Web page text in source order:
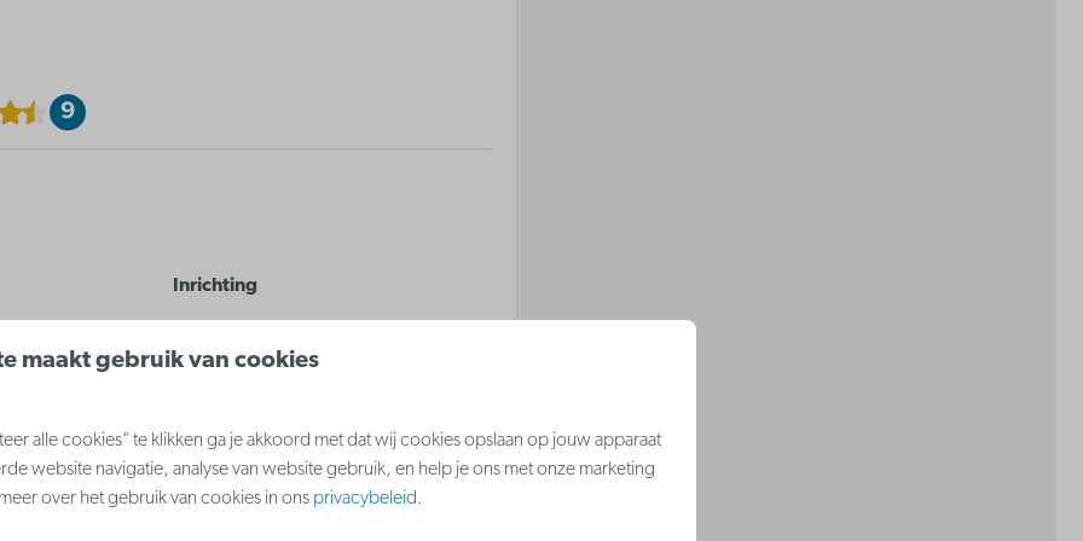
9
Inrichting
Zetelbed in woonkamer
maakt gebruik van cookies
alle cookies" te klikken ga je akkoord met dat wij cookies opslaan op jouw apparaat
website navigatie, analyse van website gebruik, en help je ons met onze marketing
over het gebruik van cookies in ons privacybeleid.